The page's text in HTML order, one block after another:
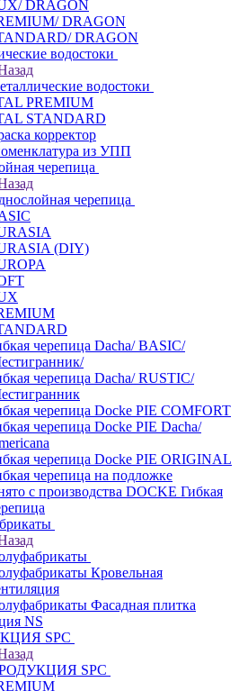
DRAGON
DRAGON
DRAGON
водостоки
водостоки
PREMIUM
STANDARD
корректор
из УПП
черепица
черепица
(DIY)
черепица Dacha/ BASIC/
черепица Dacha/ RUSTIC/
черепица Docke PIE COMFORT
черепица Docke PIE Dacha/
черепица Docke PIE ОRIGINАL
черепица на подложке
с производства DOCKE Гибкая
Кровельная
Фасадная плитка
NS
SPC
SPC